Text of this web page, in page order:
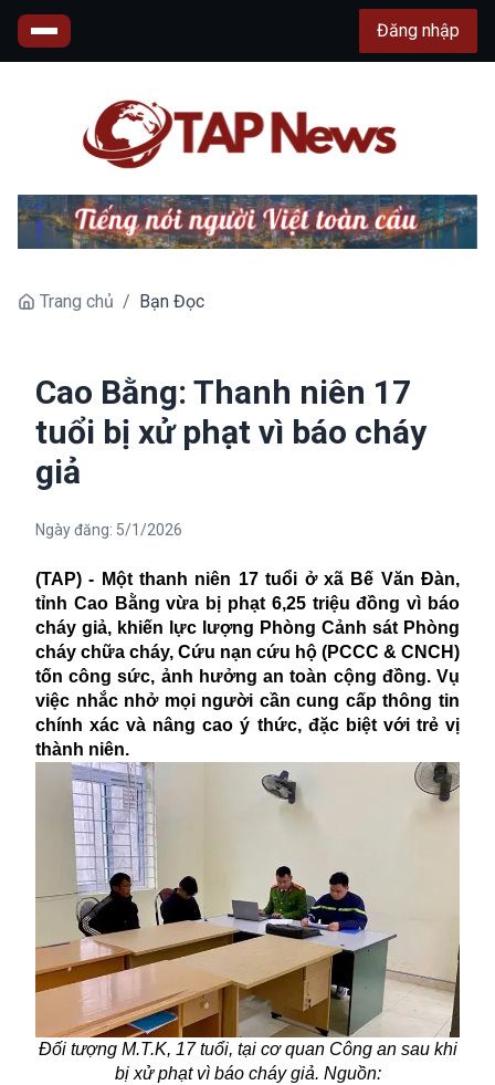
Đăng nhập
Trang chủ / Bạn Đọc
Cao Bằng: Thanh niên 17
tuổi bị xử phạt vì báo cháy
giả
Ngày đăng: 5/1/2026
(TAP) - Một thanh niên 17 tuổi ở xã Bế Văn Đàn,
tỉnh Cao Bằng vừa bị phạt 6,25 triệu đồng vì báo
cháy giả, khiến lực lượng Phòng Cảnh sát Phòng
cháy chữa cháy, Cứu nạn cứu hộ (PCCC & CNCH)
tốn công sức, ảnh hưởng an toàn cộng đồng. Vụ
việc nhắc nhở mọi người cần cung cấp thông tin
chính xác và nâng cao ý thức, đặc biệt với trẻ vị
thành niên.
Đối tượng M.T.K, 17 tuổi, tại cơ quan Công an sau khi
bị xử phạt vì báo cháy giả. Nguồn: